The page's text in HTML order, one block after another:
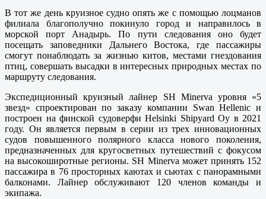
В тот же день круизное судно опять же с помощью лоцманов
филиала благополучно покинуло город и направилось в
морской порт Анадырь. По пути следования оно будет
посещать заповедники Дальнего Востока, где пассажиры
смогут понаблюдать за жизнью китов, местами гнездования
птиц, совершать высадки в интересных природных местах по
маршруту следования.
Экспедиционный круизный лайнер SH Minerva уровня «5
звезд» спроектирован по заказу компании Swan Hellenic и
построен на финской судоверфи Helsinki Shipyard Oy в 2021
году. Он является первым в серии из трех инновационных
судов повышенного полярного класса нового поколения,
предназначенных для кругосветных путешествий с фокусом
на высокоширотные регионы. SH Minerva может принять 152
пассажира в 76 просторных каютах и сьютах с панорамными
балконами. Лайнер обслуживают 120 членов команды и
экипажа.